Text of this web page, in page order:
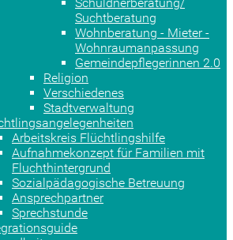
Suchtberatung
Wohnberatung - Mieter -
Wohnraumanpassung
Gemeindepflegerinnen 2.0
Religion
Verschiedenes
Stadtverwaltung
Arbeitskreis Flüchtlingshilfe
Aufnahmekonzept für Familien mit
Fluchthintergrund
Sozialpädagogische Betreuung
Ansprechpartner
Sprechstunde